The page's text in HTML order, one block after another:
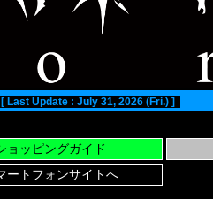
[ Last Update : July 31, 2026 (Fri.) ]